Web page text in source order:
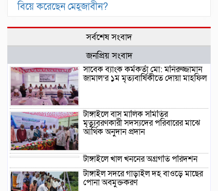
বিয়ে করেছেন মেহ্জাবীন?
সর্বশেষ সংবাদ
জনপ্রিয় সংবাদ
সাবেক ব্যাংক কর্মকর্তা মো: মনিরুজ্জামান
জামাল’র ১ম মৃত্যবার্ষিকীতে দোয়া মাহফিল
টাঙ্গাইলে বাস মালিক সমিতির
মৃত্যুবরণকারী সদস্যদের পরিবারের মাঝে
আর্থিক অনুদান প্রদান
টাঙ্গাইলে খাল খননের অগ্রগতি পরিদর্শন
টাঙ্গাইল সদরে গাড়াইল দহ বাওড়ে মাছের
পোনা অবমুক্তকরণ